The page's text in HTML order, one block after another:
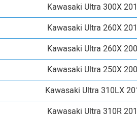
Kawasaki Ultra 300X
Kawasaki Ultra 260X
Kawasaki Ultra 260X
Kawasaki Ultra 250X
Kawasaki Ultra 310LX
Kawasaki Ultra 310R